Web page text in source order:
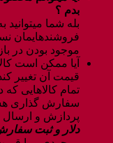
بدم ؟
بله شما
فروشندهایمان
موجود بودن در
آیا ممکن است
قیمت آن تغییر
تمام کالاهایی
سفارش گذاری
پردازش و ارسال
دلار و ثبت